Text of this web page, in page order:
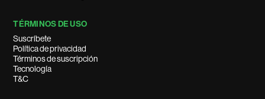
TÉRMINOS DE USO
Suscríbete
Política de privacidad
Términos de suscripción
Tecnología
T&C